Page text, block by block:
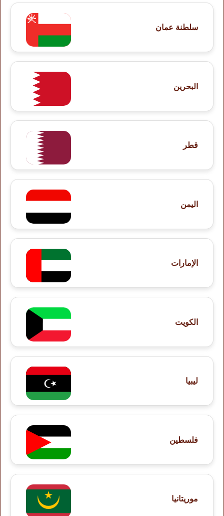
سلطنة عمان
البحرين
قطر
اليمن
الإمارات
الكويت
ليبيا
فلسطين
موريتانيا